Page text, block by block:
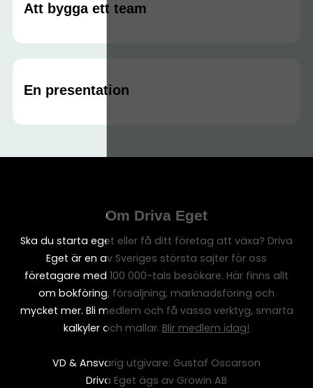
Att bygga ett team
En presentation
Om Driva Eget
Ska du starta eget eller få ditt företag att växa? Driva
Eget är en av Sveriges största sajter för oss
företagare med 100 000-tals besökare. Här finns allt
om bokföring, försäljning, marknadsföring och
mycket mer. Bli medlem och få vassa verktyg, smarta
kalkyler och mallar. Blir medlem idag!
VD & Ansvarig utgivare: Gustaf Oscarson
Driva Eget ägs av Growin AB